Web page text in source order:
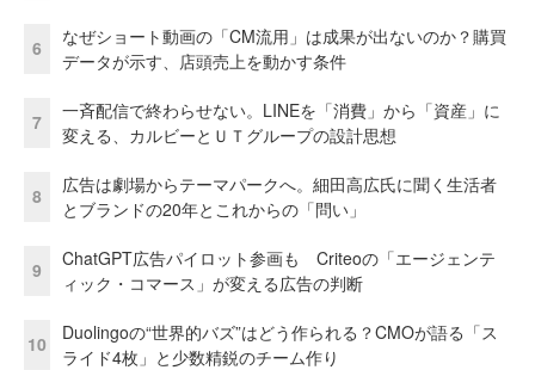
6
なぜショート動画の「CM流用」は成果が出ないのか？購買
データが示す、店頭売上を動かす条件
7
一斉配信で終わらせない。LINEを「消費」から「資産」に
変える、カルビーとＵＴグループの設計思想
8
広告は劇場からテーマパークへ。細田高広氏に聞く生活者
とブランドの20年とこれからの「問い」
9
ChatGPT広告パイロット参画も Criteoの「エージェンテ
ィック・コマース」が変える広告の判断
10
Duolingoの“世界的バズ”はどう作られる？CMOが語る「ス
ライド4枚」と少数精鋭のチーム作り